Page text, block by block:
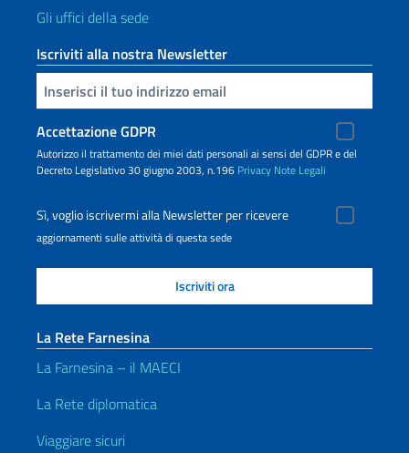
Gli uffici della sede
Iscriviti alla nostra Newsletter
Inserisci la tua email
Accettazione GDPR
Autorizzo il trattamento dei miei dati personali ai sensi del GDPR e del
Decreto Legislativo 30 giugno 2003, n.196 Privacy Note Legali
Sì, voglio iscrivermi alla Newsletter per ricevere
aggiornamenti sulle attività di questa sede
La Rete Farnesina
La Farnesina – il MAECI
La Rete diplomatica
Viaggiare sicuri